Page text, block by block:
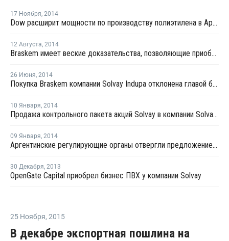
17 Ноября, 2014
Dow расширит мощности по производству полиэтилена в Аргентине
12 Августа, 2014
Braskem имеет веские доказательства, позволяющие приобрести Solvay Indupa - глава компании
26 Июня, 2014
Покупка Braskem компании Solvay Indupa отклонена главой бразильского регулятора
10 Января, 2014
Продажа контрольного пакета акций Solvay в компании Solvay Indupa продолжается
09 Января, 2014
Аргентинские регулирующие органы отвергли предложение Braskem о покупке доли в Solvay Indupa
30 Декабря, 2013
OpenGate Capital приобрел бизнес ПВХ у компании Solvay
25 Ноября, 2015
В декабре экспортная пошлина на